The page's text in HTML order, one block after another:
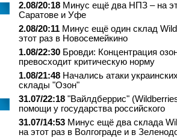
2.08/20:18 Минус ещё два НПЗ – на
Саратове и Уфе
2.08/20:11 Минус ещё один склад
этот раз в Новосемейкино
1.08/22:30 Бровди: Концентрация
превосходит критическую норму
1.08/21:48 Начались атаки
склады "Озон"
31.07/22:18 "Вайлдберрис"
помощи у государства российского
31.07/14:53 Минус ещё два склада
на этот раз в Волгограде и в